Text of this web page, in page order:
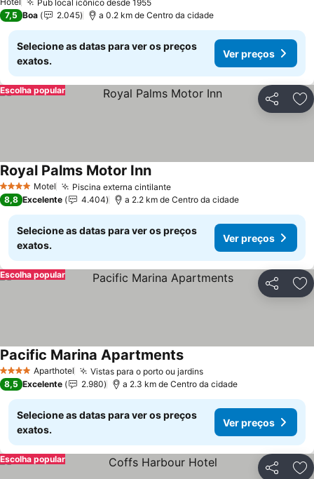
Pub local icônico desde 1955Ver preços
7,5 Boa 2.045 a 0.2 km de Centro da cidade
Selecione as datas para ver os preços
exatos.
Ver preços
Partilhar
Escolha popular
4 EstrelasMotel Piscina externa cintilanteVer preços
Royal Palms Motor InnVer preços
8,8 Excelente 4.404 a 2.2 km de Centro da cidade
Selecione as datas para ver os preços
exatos.
Ver preços
Partilhar
Escolha popular
4 EstrelasAparthotel Vistas para o porto ou jardinsVer preços
Pacific Marina ApartmentsVer preços
8,5 Excelente 2.980 a 2.3 km de Centro da cidade
Selecione as datas para ver os preços
exatos.
Ver preços
Partilhar
Escolha popular